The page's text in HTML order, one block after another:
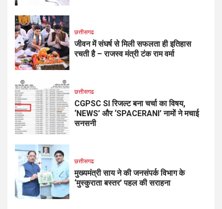
छत्तीसगढ
जीवन में संघर्ष से मिली सफलता ही इतिहास
रचती है – राजस्व मंत्री टंक राम वर्मा
छत्तीसगढ
CGPSC SI रिजल्ट बना चर्चा का विषय,
‘NEWS’ और ‘SPACERANI’ नामों ने मचाई
सनसनी
छत्तीसगढ
मुख्यमंत्री साय ने की जनसंपर्क विभाग के
‘मुस्कुराता बस्तर’ पहल की सराहना